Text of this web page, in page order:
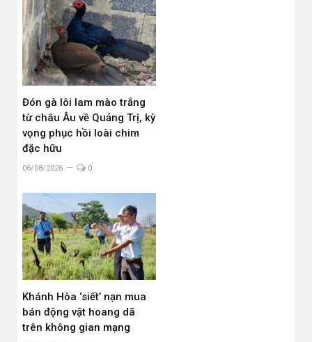
Đón gà lôi lam mào trắng
từ châu Âu về Quảng Trị, kỳ
vọng phục hồi loài chim
đặc hữu
06/08/2026 0
Khánh Hòa ‘siết’ nạn mua
bán động vật hoang dã
trên không gian mạng